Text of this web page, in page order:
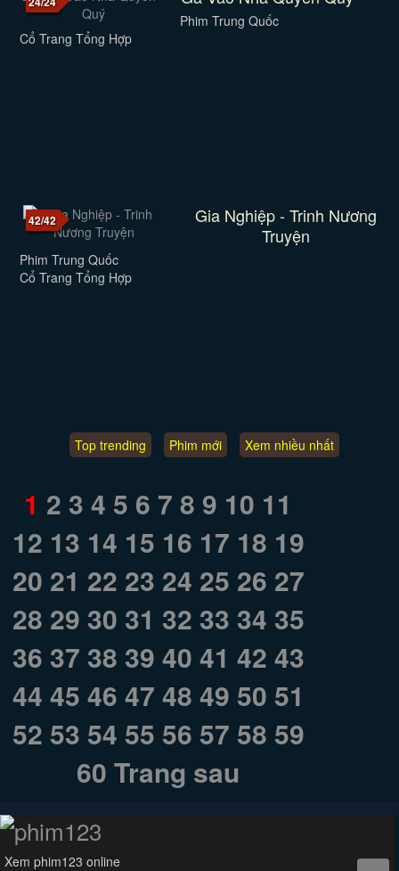
Phim Trung Quốc
Cổ Trang Tổng Hợp
42/42
Gia Nghiệp - Trinh Nương
Truyện
Phim Trung Quốc
Cổ Trang Tổng Hợp
Top trending Phim mới Xem nhiều nhất
1 2 3 4 5 6 7 8 9 10 11
12 13 14 15 16 17 18 19
20 21 22 23 24 25 26 27
28 29 30 31 32 33 34 35
36 37 38 39 40 41 42 43
44 45 46 47 48 49 50 51
52 53 54 55 56 57 58 59
60 Trang sau
Xem phim123 online